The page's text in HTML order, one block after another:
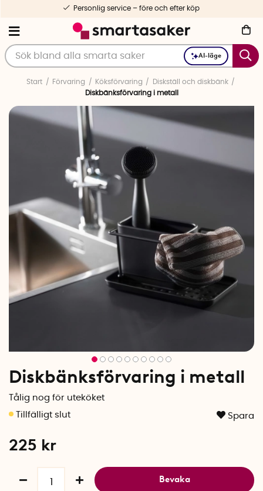
AI-läge
Personlig service – före och efter köp
Start Förvaring Köksförvaring
Diskställ och diskbänk
Diskbänksförvaring i metall
Diskbänksförvaring i metall
Tålig nog för uteköket
Spara
225 kr
Bevaka